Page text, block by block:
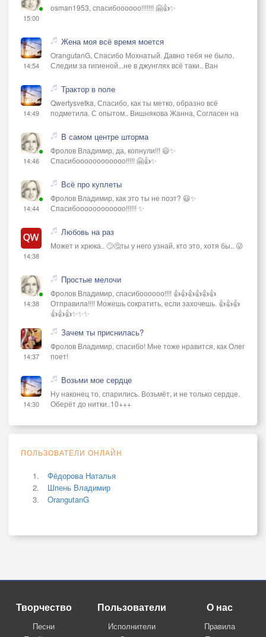
15:00
osman1953, спасибоооооо!!!!!!! 🤗👍✨
14:54
Жена моя всё время моется
OrangutanG, Спасибо Мохнатый. Давно тебя не было.
Следим за гигиеной...не в джунглях всё таки.. Ван
14:49
Трактор в поле
Qwertysvetka, Спасибо, как ты метко, образно всё
подметила. С опытом.. Вишнякова Жанна, Согласен на
14:46
В самом центре шторма
Фролов Владимир, да, копнули!!! 😃✨
Спасибоооооооооооо!!!!! 🤗👍✨
14:44
Всё про куплеты
Фролов Владимир, как это ты не поэт? 😃✨
Спасибоооооооооооо!!!!!! ✨
14:38
Любовь на раз
Может и хрюка.. 🙄🤔ты у него узнай, кто это, хотя бы.. 😜
14:38
Простые мелочи
Фролов Владимир, спасибоооооо!!!! 👍👍👍👍👍👍
Отправила!!!! Можешь сократить, если захочешь. 👍👍👍
👍👍👍✨✨✨
14:37
Зачем ты приснилась?
Фролов Владимир, спасибо! Мне тоже нравится, как Олег
поет!
14:30
Возьми мое сердце
Ну наконец то, спарились. Возьмёт, и не только сердце.
Оберёт до нитки..10+++
ПОЛЬЗОВАТЕЛИ ОНЛАЙН
Фёдорова Наталья
Шпень Владимир
OrangutanG
Творчество
Песни
Пользователи
Исполнители
О нас
Правила